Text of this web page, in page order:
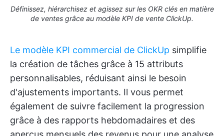
Définissez, hiérarchisez et agissez sur les OKR clés en matière
de ventes grâce au modèle KPI de vente ClickUp.
Le modèle KPI commercial de ClickUp simplifie
la création de tâches grâce à 15 attributs
personnalisables, réduisant ainsi le besoin
d'ajustements importants. Il vous permet
également de suivre facilement la progression
grâce à des rapports hebdomadaires et des